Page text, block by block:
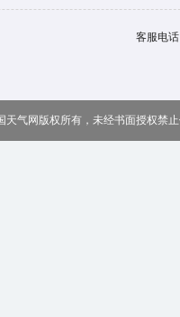
客服电
天气网版权所有，未经书面授权